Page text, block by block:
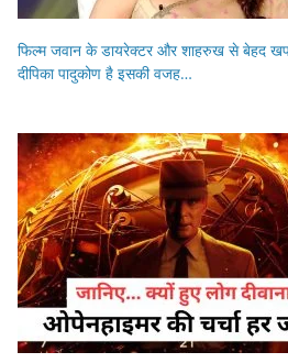
फिल्म जवान के डायरेक्टर और शाहरुख से बेहद
दीपिका पादुकोण है इसकी वजह…